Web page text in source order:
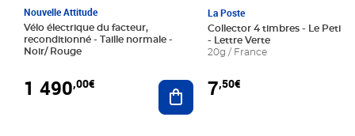
Nouvelle Attitude
Vélo électrique du facteur,
reconditionné - Taille normale -
Noir/ Rouge
1 490,00€ Ajouter au panier
La Poste
Collector 4 timbres - Le Petit
- Lettre Verte
20g / France
7,50€